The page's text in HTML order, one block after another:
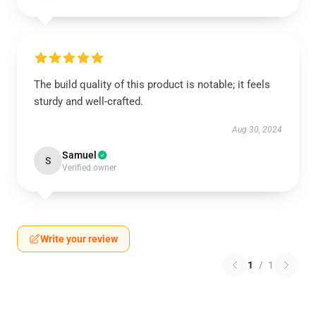
The build quality of this product is notable; it feels
sturdy and well-crafted.
Aug 30, 2024
S Samuel
Verified owner
Write your review
1 / 1